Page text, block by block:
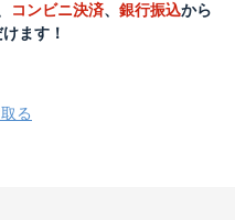
コンビニ決済、 銀行振込から
ます！
る